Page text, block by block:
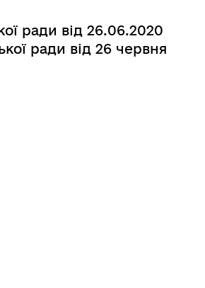
ради від 26.06.2020
ради від 26 червня